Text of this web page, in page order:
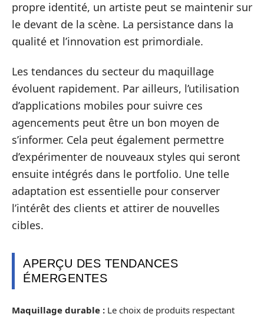
propre identité, un artiste peut se maintenir sur
le devant de la scène. La persistance dans la
qualité et l’innovation est primordiale.
Les tendances du secteur du maquillage
évoluent rapidement. Par ailleurs, l’utilisation
d’applications mobiles pour suivre ces
agencements peut être un bon moyen de
s’informer. Cela peut également permettre
d’expérimenter de nouveaux styles qui seront
ensuite intégrés dans le portfolio. Une telle
adaptation est essentielle pour conserver
l’intérêt des clients et attirer de nouvelles
cibles.
APERÇU DES TENDANCES
ÉMERGENTES
Maquillage durable : Le choix de produits respectant